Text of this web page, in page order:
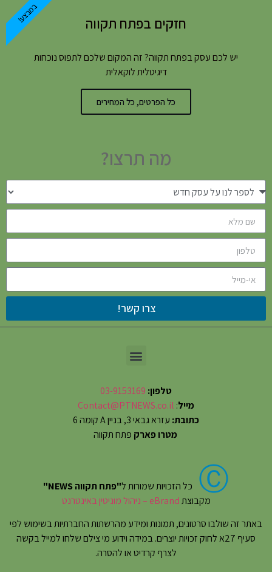
חזקים בפתח תקווה
יש לכם עסק בפתח תקווה? זה המקום שלכם לתפוס נוכחות
דיגיטלית לוקאלית
כל הפרטים, כל המחירים
במבצע!
מה תרצו?
צרו קשר!
טלפון: 03-9153169
מייל:
Contact@PTNEWS.co.il
כתובת: עזרא גבאי 3, בניין A קומה 6
מטרו פארק פתח תקווה
Ⓒ כל הזכויות שמורות ל"פתח תקווה NEWS"
מקבוצתeBrand – ניהול מוניטין באינטרנט
באתר זה שולבו סרטונים, תמונות ומידע מהרשתות החברתיות בשימוש לפי
סעיף 27א לחוק זכויות יוצרים. במידה וידוע מי צילם שלחו למייל בקשה
לצרף קרדיט או להסרה.